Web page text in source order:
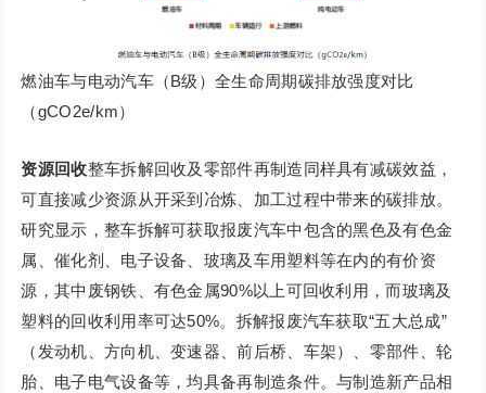
燃油车与电动汽车（B级）全生命周期碳排放强度对比
（gCO2e/km）
资源回收整车拆解回收及零部件再制造同样具有减碳效益，
可直接减少资源从开采到冶炼、加工过程中带来的碳排放。
研究显示，整车拆解可获取报废汽车中包含的黑色及有色金
属、催化剂、电子设备、玻璃及车用塑料等在内的有价资
源，其中废钢铁、有色金属90%以上可回收利用，而玻璃及
塑料的回收利用率可达50%。拆解报废汽车获取“五大总成”
（发动机、方向机、变速器、前后桥、车架）、零部件、轮
胎、电子电气设备等，均具备再制造条件。与制造新产品相